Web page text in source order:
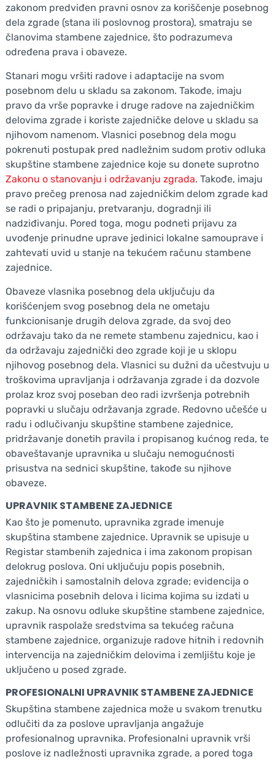
zakonom predviđen pravni osnov za koriščenje posebnog
dela zgrade (stana ili poslovnog prostora), smatraju se
članovima stambene zajednice, što podrazumeva
određena prava i obaveze.
Stanari mogu vršiti radove i adaptacije na svom
posebnom delu u skladu sa zakonom. Takođe, imaju
pravo da vrše popravke i druge radove na zajedničkim
delovima zgrade i koriste zajedničke delove u skladu sa
njihovom namenom. Vlasnici posebnog dela mogu
pokrenuti postupak pred nadležnim sudom protiv odluka
skupštine stambene zajednice koje su donete suprotno
Zakonu o stanovanju i održavanju zgrada. Takođe, imaju
pravo prečeg prenosa nad zajedničkim delom zgrade kad
se radi o pripajanju, pretvaranju, dogradnji ili
nadziđivanju. Pored toga, mogu podneti prijavu za
uvođenje prinudne uprave jedinici lokalne samouprave i
zahtevati uvid u stanje na tekućem računu stambene
zajednice.
Obaveze vlasnika posebnog dela uključuju da
korišćenjem svog posebnog dela ne ometaju
funkcionisanje drugih delova zgrade, da svoj deo
održavaju tako da ne remete stambenu zajednicu, kao i
da održavaju zajednički deo zgrade koji je u sklopu
njihovog posebnog dela. Vlasnici su dužni da učestvuju u
troškovima upravljanja i održavanja zgrade i da dozvole
prolaz kroz svoj poseban deo radi izvršenja potrebnih
popravki u slučaju održavanja zgrade. Redovno učešće u
radu i odlučivanju skupštine stambene zajednice,
pridržavanje donetih pravila i propisanog kućnog reda, te
obaveštavanje upravnika u slučaju nemogućnosti
prisustva na sednici skupštine, takođe su njihove
obaveze.
UPRAVNIK STAMBENE ZAJEDNICE
Kao što je pomenuto, upravnika zgrade imenuje
skupština stambene zajednice. Upravnik se upisuje u
Registar stambenih zajednica i ima zakonom propisan
delokrug poslova. Oni uključuju popis posebnih,
zajedničkih i samostalnih delova zgrade; evidencija o
vlasnicima posebnih delova i licima kojima su izdati u
zakup. Na osnovu odluke skupštine stambene zajednice,
upravnik raspolaže sredstvima sa tekućeg računa
stambene zajednice, organizuje radove hitnih i redovnih
intervencija na zajedničkim delovima i zemljištu koje je
uključeno u posed zgrade.
PROFESIONALNI UPRAVNIK STAMBENE ZAJEDNICE
Skupština stambene zajednica može u svakom trenutku
odlučiti da za poslove upravljanja angažuje
profesionalnog upravnika. Profesionalni upravnik vrši
poslove iz nadležnosti upravnika zgrade, a pored toga